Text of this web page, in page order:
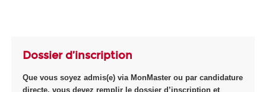
Dossier d’inscription
Que vous soyez admis(e) via MonMaster ou par candidature
directe, vous devez remplir le dossier d’inscription et